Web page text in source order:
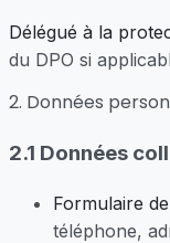
Délégué à la
du DPO si
2. Données
2.1 Données
Formulaire
téléphone,